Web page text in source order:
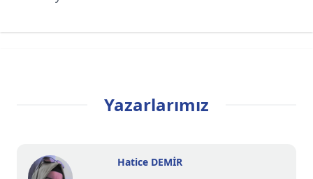
Yazarlarımız
Hatice DEMİR